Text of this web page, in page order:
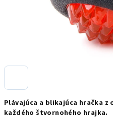
Plávajúca a blikajúca hračka
každého štvornohého hrajka.